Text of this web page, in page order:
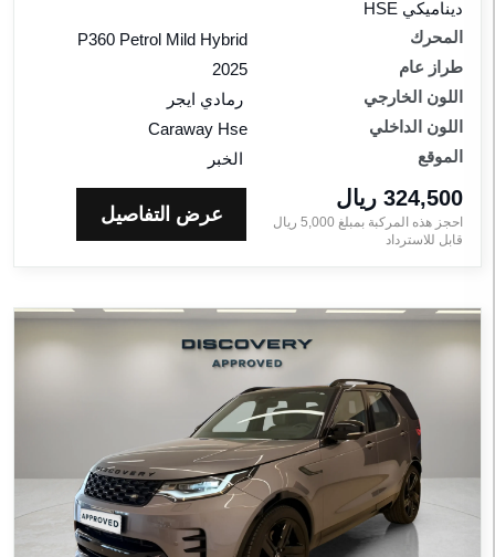
ديناميكي HSE
المحرك
P360 Petrol Mild Hybrid
طراز عام
2025
اللون الخارجي
رمادي ايجر
اللون الداخلي
Caraway Hse
الموقع
الخبر
324,500 ريال‎
احجز هذه المركبة بمبلغ 5,000 ريال‎
قابل للاسترداد
عرض التفاصيل